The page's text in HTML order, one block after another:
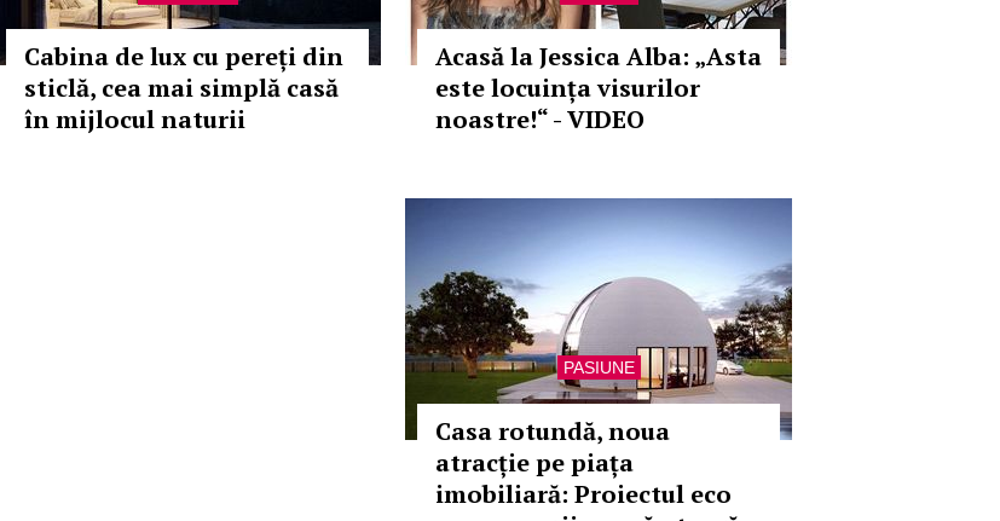
Cabina de lux cu pereți din
sticlă, cea mai simplă casă
în mijlocul naturii
Acasă la Jessica Alba: „Asta
este locuința visurilor
noastre!“ - VIDEO
PASIUNE
Casa rotundă, noua
atracție pe piața
imobiliară: Proiectul eco